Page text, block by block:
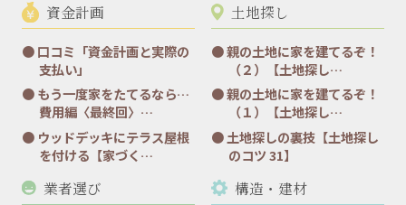
資金計画
口コミ「資金計画と実際の
支払い」
もう一度家をたてるなら…
費用編〈最終回〉…
ウッドデッキにテラス屋根
を付ける【家づく…
土地探し
親の土地に家を建てるぞ！
（２）【土地探し…
親の土地に家を建てるぞ！
（１）【土地探し…
土地探しの裏技【土地探し
のコツ 31】
業者選び 構造・建材